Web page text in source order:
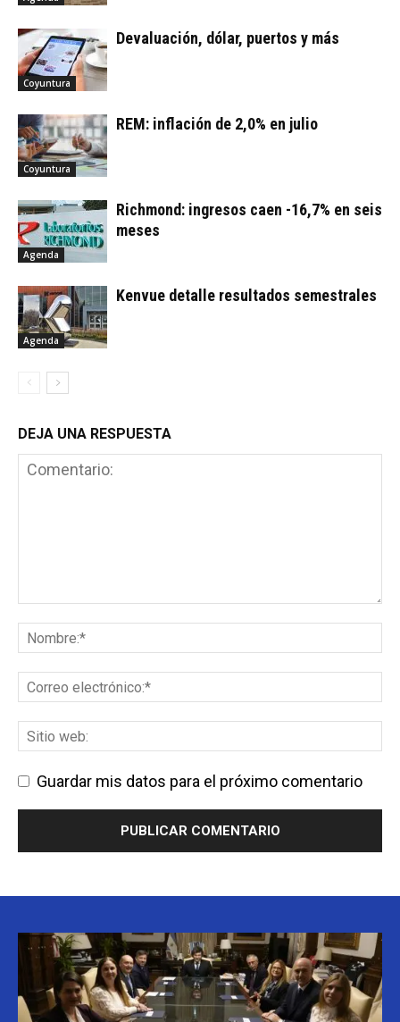
Coyuntura
Devaluación, dólar, puertos y más
Coyuntura
REM: inflación de 2,0% en julio
Agenda
Richmond: ingresos caen -16,7% en seis
meses
Agenda
Kenvue detalle resultados semestrales
DEJA UNA RESPUESTA
Guardar mis datos para el próximo comentario